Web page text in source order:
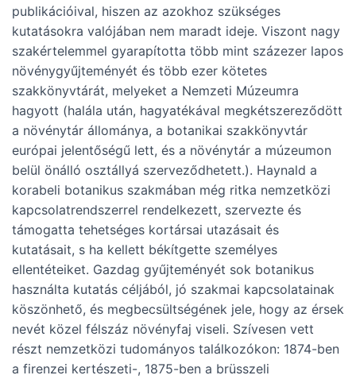
publikációival, hiszen az azokhoz szükséges
kutatásokra valójában nem maradt ideje. Viszont nagy
szakértelemmel gyarapította több mint százezer lapos
növénygyűjteményét és több ezer kötetes
szakkönyvtárát, melyeket a Nemzeti Múzeumra
hagyott (halála után, hagyatékával megkétszereződött
a növénytár állománya, a botanikai szakkönyvtár
európai jelentőségű lett, és a növénytár a múzeumon
belül önálló osztállyá szerveződhetett.). Haynald a
korabeli botanikus szakmában még ritka nemzetközi
kapcsolatrendszerrel rendelkezett, szervezte és
támogatta tehetséges kortársai utazásait és
kutatásait, s ha kellett békítgette személyes
ellentéteiket. Gazdag gyűjteményét sok botanikus
használta kutatás céljából, jó szakmai kapcsolatainak
köszönhető, és megbecsültségének jele, hogy az érsek
nevét közel félszáz növényfaj viseli. Szívesen vett
részt nemzetközi tudományos találkozókon: 1874-ben
a firenzei kertészeti-, 1875-ben a brüsszeli